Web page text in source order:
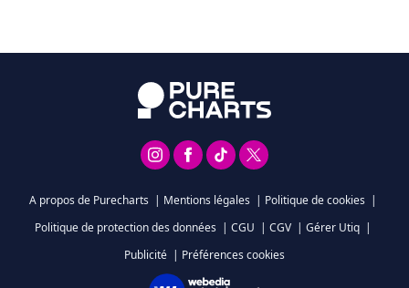
A propos de Purecharts | Mentions légales | Politique de cookies |
Politique de protection des données | CGU | CGV | Gérer Utiq |
Publicité | Préférences cookies